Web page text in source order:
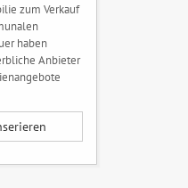
zum Verkauf
haben
Anbieter